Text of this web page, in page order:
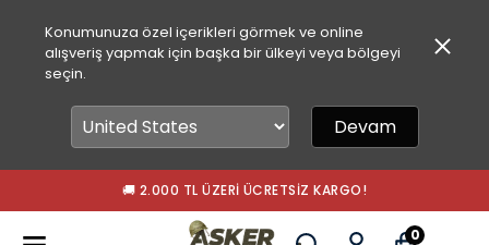
Konumunuza özel içerikleri görmek ve online
alışveriş yapmak için başka bir ülkeyi veya bölgeyi
seçin.
Devam
🚚 2.000 TL ÜZERI ÜCRETSIZ KARGO!
0